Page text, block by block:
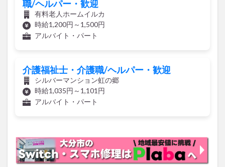
職/ヘルパー・歓迎
有料老人ホームイルカ
時給1,200円～1,500円
アルバイト・パート
介護福祉士・介護職/ヘルパー・歓迎
シルバーマンション虹の郷
時給1,035円～1,101円
アルバイト・パート